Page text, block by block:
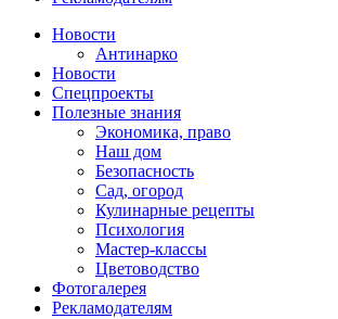
Новости
Антинарко
Новости
Спецпроекты
Полезные знания
Экономика, право
Наш дом
Безопасность
Сад, огород
Кулинарные рецепты
Психология
Мастер-классы
Цветоводство
Фотогалерея
Рекламодателям